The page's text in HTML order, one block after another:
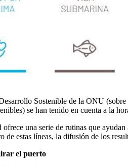
Sostenible de la ONU
se han tenido en cuenta a la
una serie de rutinas que
de estas líneas, la difusión de los
el puerto